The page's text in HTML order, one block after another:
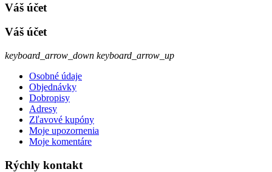
Váš účet
Váš účet
keyboard_arrow_down keyboard_arrow_up
Osobné údaje
Objednávky
Dobropisy
Adresy
Zľavové kupóny
Moje upozornenia
Moje komentáre
Rýchly kontakt